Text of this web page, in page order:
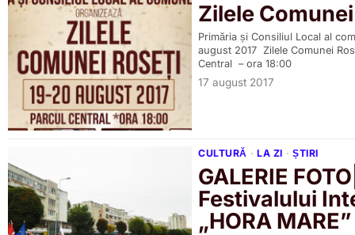
Zilele
Primăria și Consiliul Local al
august 2017 Zilele Comunei
Central – ora 18:00
17 august 2017
CULTURĂ · LA ZI · ȘTIRI
GALERIE
Festivalului
„HORA MARE”